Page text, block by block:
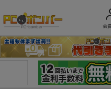
会